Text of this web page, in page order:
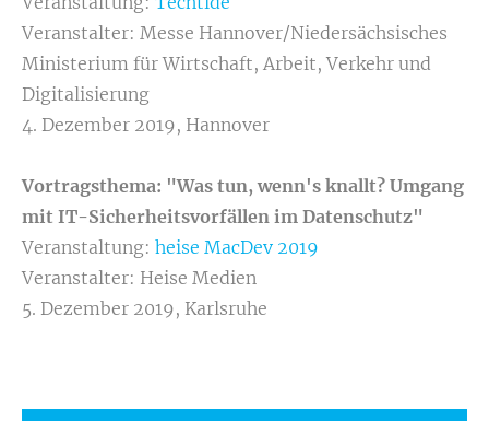
Veranstalter: Messe Hannover/Niedersächsisches
Ministerium für Wirtschaft, Arbeit, Verkehr und
Digitalisierung
4. Dezember 2019, Hannover
Vortragsthema: "Was tun, wenn's knallt? Umgang
mit IT-Sicherheitsvorfällen im Datenschutz"
Veranstaltung: heise MacDev 2019
Veranstalter: Heise Medien
5. Dezember 2019, Karlsruhe